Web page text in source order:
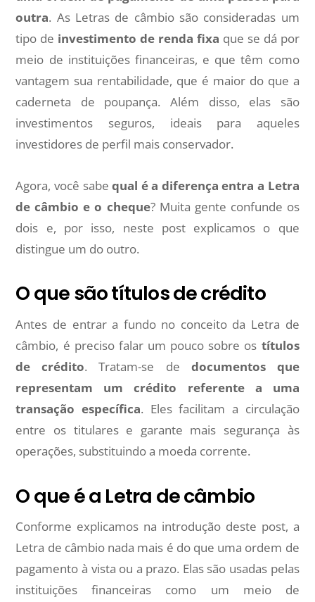
outra. As Letras de câmbio são consideradas um
tipo de investimento de renda fixa que se dá por
meio de instituições financeiras, e que têm como
vantagem sua rentabilidade, que é maior do que a
caderneta de poupança. Além disso, elas são
investimentos seguros, ideais para aqueles
investidores de perfil mais conservador.
Agora, você sabequal é a diferença entra a Letra
de câmbio e o cheque? Muita gente confunde os
dois e, por isso, neste post explicamos o que
distingue um do outro.
O que são títulos de crédito
Antes de entrar a fundo no conceito da Letra de
câmbio, é preciso falar um pouco sobre os títulos
de crédito. Tratam-se de documentos que
representam um crédito referente a uma
transação específica. Eles facilitam a circulação
entre os titulares e garante mais segurança às
operações, substituindo a moeda corrente.
O que é a Letra de câmbio
Conforme explicamos na introdução deste post, a
Letra de câmbio nada mais é do que uma ordem de
pagamento à vista ou a prazo. Elas são usadas pelas
instituições financeiras como um meio de